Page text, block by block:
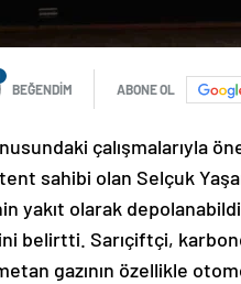
BEĞENDİM ABONE OL
çalışmalarıyla
sahibi olan Selçuk
yakıt olarak
belirtti. Sarıçiftçi,
gazının özellikle